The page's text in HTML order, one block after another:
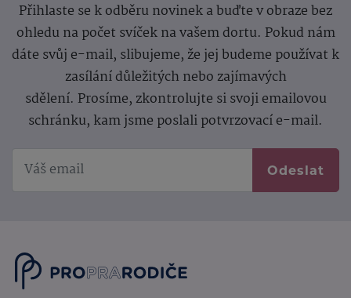
Přihlaste se k odběru novinek a buďte v obraze bez
ohledu na počet svíček na vašem dortu. Pokud nám
dáte svůj e-mail, slibujeme, že jej budeme používat k
zasílání důležitých nebo zajímavých
sdělení. Prosíme, zkontrolujte si svoji emailovou
schránku, kam jsme poslali potvrzovací e-mail.
Odeslat